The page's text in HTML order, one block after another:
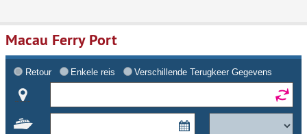
Macau Ferry Port
Retour Enkele reis Verschillende Terugkeer Gegevens